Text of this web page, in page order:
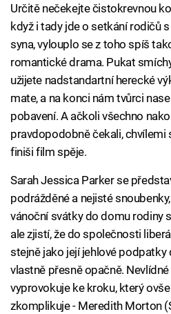
Určitě nečekejte čistokrevnou
když i tady jde o setkání rodičů
syna, vylouplo se z toho spíš
romantické drama. Pukat
užijete nadstandartní herecké
mate, a na konci nám tvůrci
pobavení. A ačkoli všechno
pravdopodobně čekali, chvílemi
finiši film spěje.
Sarah Jessica Parker se
podrážděné a nejisté
vánoční svátky do domu rodiny
ale zjistí, že do společnosti
stejně jako její jehlové podpatky
vlastně přesně opačně.
vyprovokuje ke kroku, který
zkomplikuje - Meredith Morton